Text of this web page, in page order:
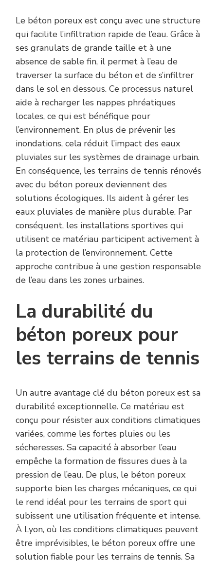
Le béton poreux est conçu avec une structure
qui facilite l’infiltration rapide de l’eau. Grâce à
ses granulats de grande taille et à une
absence de sable fin, il permet à l’eau de
traverser la surface du béton et de s’infiltrer
dans le sol en dessous. Ce processus naturel
aide à recharger les nappes phréatiques
locales, ce qui est bénéfique pour
l’environnement. En plus de prévenir les
inondations, cela réduit l’impact des eaux
pluviales sur les systèmes de drainage urbain.
En conséquence, les terrains de tennis rénovés
avec du béton poreux deviennent des
solutions écologiques. Ils aident à gérer les
eaux pluviales de manière plus durable. Par
conséquent, les installations sportives qui
utilisent ce matériau participent activement à
la protection de l’environnement. Cette
approche contribue à une gestion responsable
de l’eau dans les zones urbaines.
La durabilité du
béton poreux pour
les terrains de tennis
Un autre avantage clé du béton poreux est sa
durabilité exceptionnelle. Ce matériau est
conçu pour résister aux conditions climatiques
variées, comme les fortes pluies ou les
sécheresses. Sa capacité à absorber l’eau
empêche la formation de fissures dues à la
pression de l’eau. De plus, le béton poreux
supporte bien les charges mécaniques, ce qui
le rend idéal pour les terrains de sport qui
subissent une utilisation fréquente et intense.
À Lyon, où les conditions climatiques peuvent
être imprévisibles, le béton poreux offre une
solution fiable pour les terrains de tennis. Sa